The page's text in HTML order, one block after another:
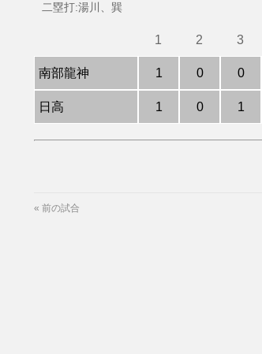
二塁打:湯川、巽
南部龍神
日高
1
1
1
2
0
0
3
0
1
« 前の試合